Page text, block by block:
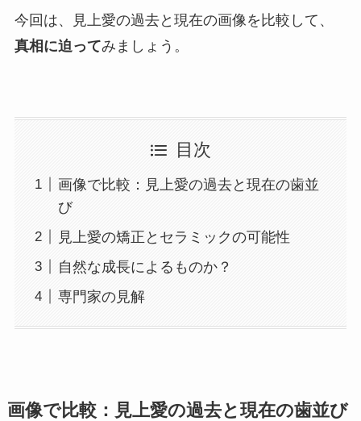
今回は、見上愛の過去と現在の画像を比較して、
真相に迫ってみましょう。
目次
画像で比較：見上愛の過去と現在の歯並
び
見上愛の矯正とセラミックの可能性
自然な成長によるものか？
専門家の見解
画像で比較：見上愛の過去と現在の歯並び